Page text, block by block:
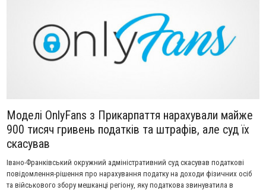
Моделі OnlyFans з Прикарпаття нарахували майже
900 тисяч гривень податків та штрафів, але суд їх
скасував
Івано-Франківський окружний адміністративний суд скасував податкові
повідомлення-рішення про нарахування податку на доходи фізичних осіб
та військового збору мешканці регіону, яку податкова звинуватила в